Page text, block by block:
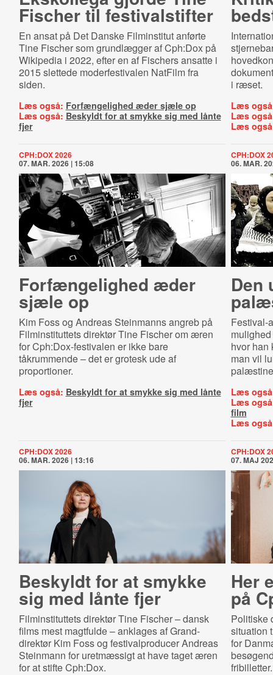
Fischer til festi­valstif­ter
En ansat på Det Danske Filminstitut anførte
Tine Fischer som grundlægger af Cph:Dox på
Wikipedia i 2022, efter en af Fischers ansatte i
2015 slettede moderfestivalen NatFilm fra
siden.
Læs også: Forfængelighed æder sjæle op
Læs også: Beskyldt for at smykke sig med lånte
fjer
i ræset.
Læs
Læs
Læs
CPH:DOX 2026
07. MAR. 2026 | 15:08
Forfængelighed æder
sjæle op
Kim Foss og Andreas Steinmanns angreb på
Filminstituttets direktør Tine Fischer om æren
for Cph:Dox-festivalen er ikke bare
tåkrummende – det er grotesk ude af
proportioner.
Læs også: Beskyldt for at smykke sig med lånte
fjer
CPH:DOX
06. MAR.
Den
Festival-
hvor han
man vil
Læs
Læs
film
Læs
CPH:DOX 2026
06. MAR. 2026 | 13:16
Beskyldt for at smykke
sig med lånte fjer
Filminstituttets direktør Tine Fischer – dansk
films mest magtfulde – anklages af Grand-
direktør Kim Foss og festivalproducer Andreas
Steinmann for uretmæssigt at have taget æren
for at stifte Cph:Dox.
CPH:DOX
07. MAJ
Her
på
Politiske
situation
for
fribilletter.